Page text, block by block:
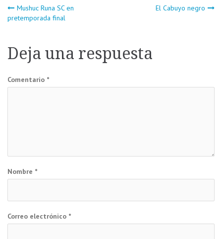
Navegación
entradas
Mushuc Runa SC en
pretemporada final
El Cabuyo negro
Deja una respuesta
Comentario *
Nombre *
Correo electrónico *